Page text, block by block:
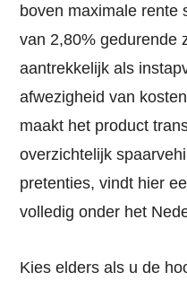
boven maximale rente
van 2,80% gedurende
aantrekkelijk als
afwezigheid van
maakt het product
overzichtelijk
pretenties, vindt hier
volledig onder het
Kies elders als u de